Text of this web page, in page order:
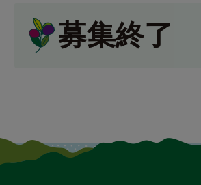
募集終了